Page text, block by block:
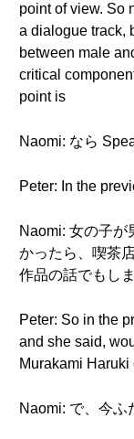
point of view. So
a dialogue track,
between male
critical
point is
Naomi: なら
Peter: In the
Naomi: 女の子が
かったら、喫茶
作品の話でもし
Peter: So in the
and she said,
Murakami
Naomi: で、今ふ